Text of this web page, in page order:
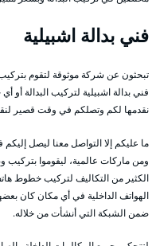
فني بدالة اشبيلية
تبحثون عن شركة موثوقة لتقوم
فني بدالة اشبيلية لتركيب البدالة
نقدمها لكم وتصلكم في وقت قصير
ما عليكم إلا التواصل معنا ليصل
ومن ماركات عالمية، ليقوموا بتركيب
الكثير من التكاليف لتركيب خطوط
الهواتف الداخلية في أي مكان كان
ضمن الشبكة التي أنشأت من خلاله.